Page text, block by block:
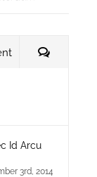
Id Arcu
3rd, 2014